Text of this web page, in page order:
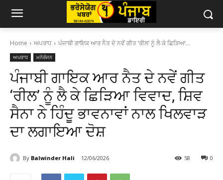
Home ਅਪਰਾਧ ਪੰਜਾਬੀ ਗਾਇਕ ਆਰ ਨੈਤ ਦੇ ਨਵੇਂ ਗੀਤ ‘ਰੀਲ’ ਨੂੰ ਲੈ ਕੇ ਛਿੜਿਆ...
ਅਪਰਾਧ ਮਨੋਰੰਜਨ
ਪੰਜਾਬੀ ਗਾਇਕ ਆਰ ਨੈਤ ਦੇ ਨਵੇਂ ਗੀਤ
‘ਰੀਲ’ ਨੂੰ ਲੈ ਕੇ ਛਿੜਿਆ ਵਿਵਾਦ, ਸ਼ਿਵ
ਸੈਨਾ ਨੇ ਹਿੰਦੂ ਭਾਵਨਾਵਾਂ ਨਾਲ ਖਿਲਵਾੜ
ਦਾ ਲਗਾਇਆ ਦੋਸ਼
By Balwinder Hali 12/06/2026 0
58